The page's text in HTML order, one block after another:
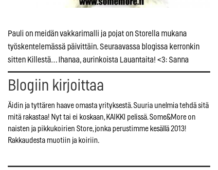
Pauli on meidän vakkarimalli ja pojat on Storella mukana
työskentelemässä päivittäin. Seuraavassa blogissa kerronkin
sitten Killestä… Ihanaa, aurinkoista Lauantaita! <3: Sanna
Blogiin kirjoittaa
Äidin ja tyttären haave omasta yrityksestä. Suuria unelmia tehdä sitä
mitä rakastaa! Nyt tai ei koskaan, KAIKKI pelissä. Some&More on
naisten ja pikkukoirien Store, jonka perustimme kesällä 2013!
Rakkaudesta muotiin ja koiriin.